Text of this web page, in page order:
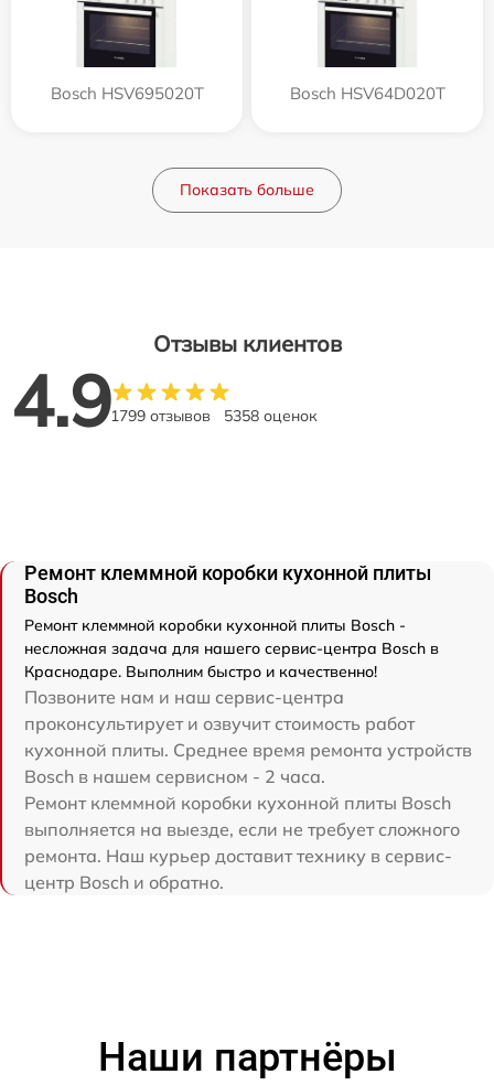
Bosch HSV695020T Bosch HSV64D020T
Показать больше
Отзывы клиентов
4.91799 отзывов 5358 оценок
Ремонт клеммной коробки кухонной плиты
Bosch
Ремонт клеммной коробки кухонной плиты Bosch -
несложная задача для нашего сервис-центра Bosch в
Краснодаре. Выполним быстро и качественно!
Позвоните нам и наш сервис-центра
проконсультирует и озвучит стоимость работ
кухонной плиты. Среднее время ремонта устройств
Bosch в нашем сервисном - 2 часа.
Ремонт клеммной коробки кухонной плиты Bosch
выполняется на выезде, если не требует сложного
ремонта. Наш курьер доставит технику в сервис-
центр Bosch и обратно.
Наши партнёры